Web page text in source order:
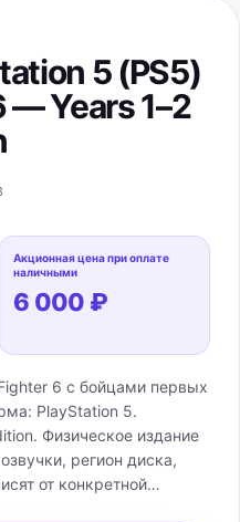
5 (PS5)
— Years 1–2
Акционная цена при оплате
наличными
6 000 ₽
6 с бойцами первых
PlayStation 5.
Физическое издание
регион диска,
от конкретной